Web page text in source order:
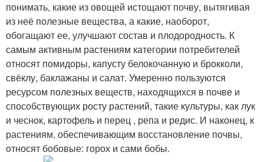
понимать, какие из овощей истощают почву, вытягивая
из неё полезные вещества, а какие, наоборот,
обогащают ее, улучшают состав и плодородность. К
самым активным растениям категории потребителей
относят помидоры, капусту белокочанную и брокколи,
свёклу, баклажаны и салат. Умеренно пользуются
ресурсом полезных веществ, находящихся в почве и
способствующих росту растений, такие культуры, как лук
и чеснок, картофель и перец , репа и редис. И наконец, к
растениям, обеспечивающим восстановление почвы,
относят бобовые: горох и сами бобы.